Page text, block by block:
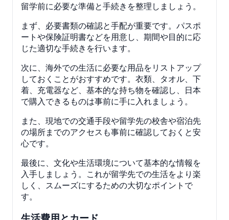
留学前に必要な準備と手続きを整理しましょう。
まず、必要書類の確認と手配が重要です。パスポ
ートや保険証明書などを用意し、期間や目的に応
じた適切な手続きを行います。
次に、海外での生活に必要な用品をリストアップ
しておくことがおすすめです。衣類、タオル、下
着、充電器など、基本的な持ち物を確認し、日本
で購入できるものは事前に手に入れましょう。
また、現地での交通手段や留学先の校舎や宿泊先
の場所までのアクセスも事前に確認しておくと安
心です。
最後に、文化や生活環境について基本的な情報を
入手しましょう。これが留学先での生活をより楽
しく、スムーズにするための大切なポイントで
す。